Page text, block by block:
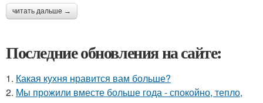
читать дальше →
Последние обновления на сайте:
1. Какая кухня нравится вам больше?
2. Мы прожили вместе больше года - спокойно, тепло,